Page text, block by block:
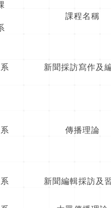
課程名稱
新聞採訪寫作及
傳播理論
新聞編輯採訪及